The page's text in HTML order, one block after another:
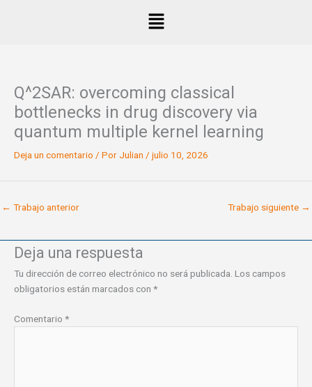
Menú
Q^2SAR: overcoming classical
bottlenecks in drug discovery via
quantum multiple kernel learning
Deja un comentario / Por Julian / julio 10, 2026
← Trabajo anterior Trabajo siguiente →
Deja una respuesta
Tu dirección de correo electrónico no será publicada. Los campos
obligatorios están marcados con *
Comentario *